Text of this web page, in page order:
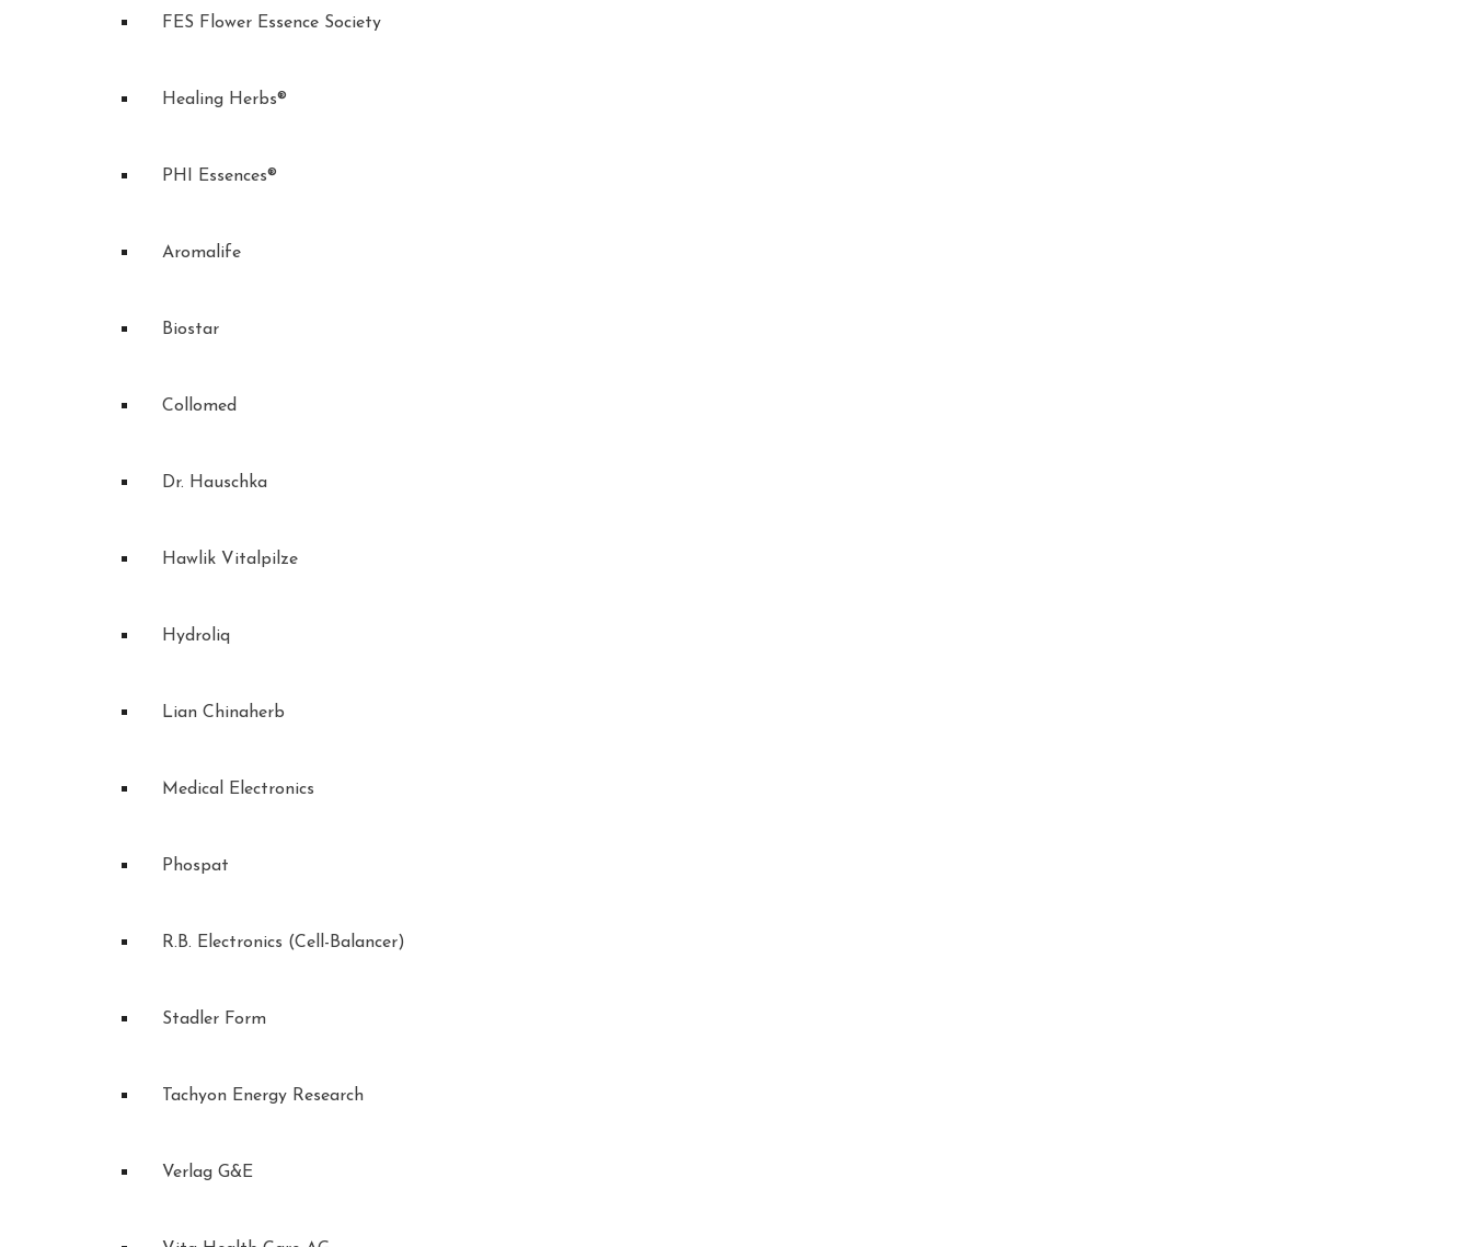
FES Flower Essence Society
Healing Herbs®
PHI Essences®
Aromalife
Biostar
Collomed
Dr. Hauschka
Hawlik Vitalpilze
Hydroliq
Lian Chinaherb
Medical Electronics
Phospat
R.B. Electronics (Cell-Balancer)
Stadler Form
Tachyon Energy Research
Verlag G&E